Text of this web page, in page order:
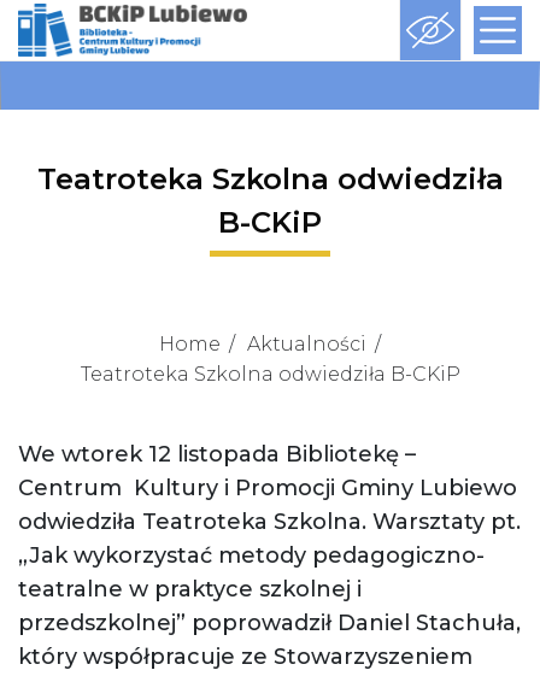
Teatroteka Szkolna odwiedziła
B-CKiP
Home
Aktualności
Teatroteka Szkolna odwiedziła B-CKiP
We wtorek 12 listopada Bibliotekę –
Centrum Kultury i Promocji Gminy Lubiewo
odwiedziła Teatroteka Szkolna. Warsztaty pt.
„Jak wykorzystać metody pedagogiczno-
teatralne w praktyce szkolnej i
przedszkolnej” poprowadził Daniel Stachuła,
który współpracuje ze Stowarzyszeniem